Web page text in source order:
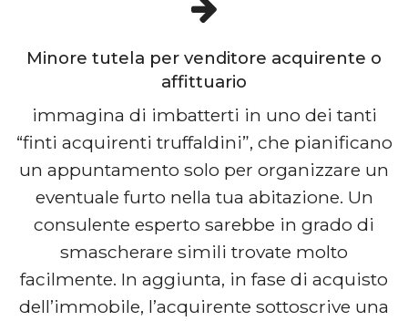
Minore tutela per venditore acquirente o
affittuario
immagina di imbatterti in uno dei tanti
“finti acquirenti truffaldini”, che pianificano
un appuntamento solo per organizzare un
eventuale furto nella tua abitazione. Un
consulente esperto sarebbe in grado di
smascherare simili trovate molto
facilmente. In aggiunta, in fase di acquisto
dell’immobile, l’acquirente sottoscrive una